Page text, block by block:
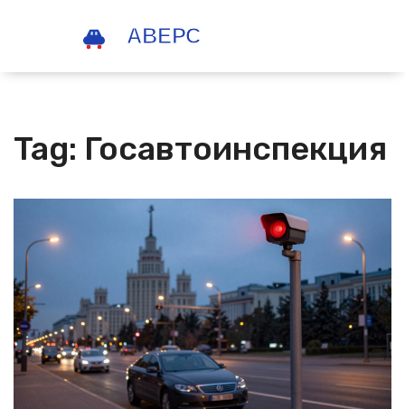
Tag: Госавтоинспекция